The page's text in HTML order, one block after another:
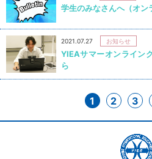
学生のみなさんへ（オン
2021.07.27 お知らせ
YIEAサマーオンライン
ら
1 2 3